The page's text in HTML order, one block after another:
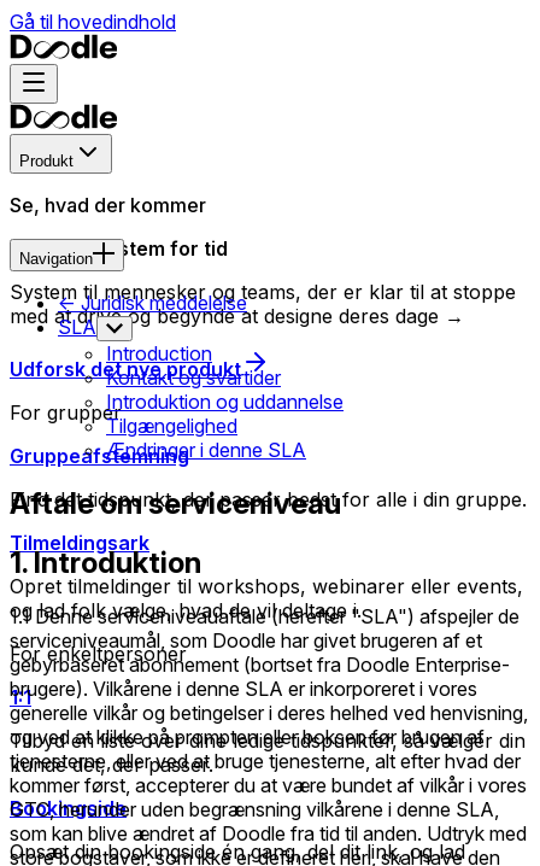
Gå til hovedindhold
Produkt
Se, hvad der kommer
Nyt styresystem for tid
System til mennesker og teams, der er klar til at stoppe
med at drive og begynde at designe deres dage →
Udforsk det nye produkt
For grupper
Gruppeafstemning
Find det tidspunkt, der passer bedst for alle i din gruppe.
Tilmeldingsark
Opret tilmeldinger til workshops, webinarer eller events,
og lad folk vælge, hvad de vil deltage i.
For enkeltpersoner
1:1
Tilbyd en liste over dine ledige tidspunkter, så vælger din
kunde det, der passer.
Bookingside
Opsæt din bookingside én gang, del dit link, og lad
Navigation
<- Juridisk meddelelse
SLA
Introduction
Kontakt og svartider
Introduktion og uddannelse
Tilgængelighed
Ændringer i denne SLA
Aftale om serviceniveau
1. Introduktion
1.1 Denne serviceniveauaftale (herefter "SLA") afspejler de
serviceniveaumål, som Doodle har givet brugeren af et
gebyrbaseret abonnement (bortset fra Doodle Enterprise-
brugere). Vilkårene i denne SLA er inkorporeret i vores
generelle vilkår og betingelser i deres helhed ved henvisning,
og ved at klikke på prompten eller boksen før brugen af
tjenesterne, eller ved at bruge tjenesterne, alt efter hvad der
kommer først, accepterer du at være bundet af vilkår i vores
GTC, herunder uden begrænsning vilkårene i denne SLA,
som kan blive ændret af Doodle fra tid til anden. Udtryk med
store bogstaver, som ikke er defineret heri, skal have den